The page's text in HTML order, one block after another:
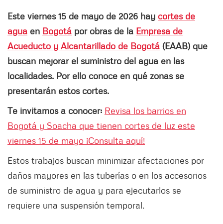
Este viernes 15 de mayo de 2026 hay cortes de
agua en Bogotá por obras de la Empresa de
Acueducto y Alcantarillado de Bogotá (EAAB) que
buscan mejorar el suministro del agua en las
localidades. Por ello conoce en qué zonas se
presentarán estos cortes.
Te invitamos a conocer: Revisa los barrios en
Bogotá y Soacha que tienen cortes de luz este
viernes 15 de mayo ¡Consulta aquí!
Estos trabajos buscan minimizar afectaciones por
daños mayores en las tuberías o en los accesorios
de suministro de agua y para ejecutarlos se
requiere una suspensión temporal.